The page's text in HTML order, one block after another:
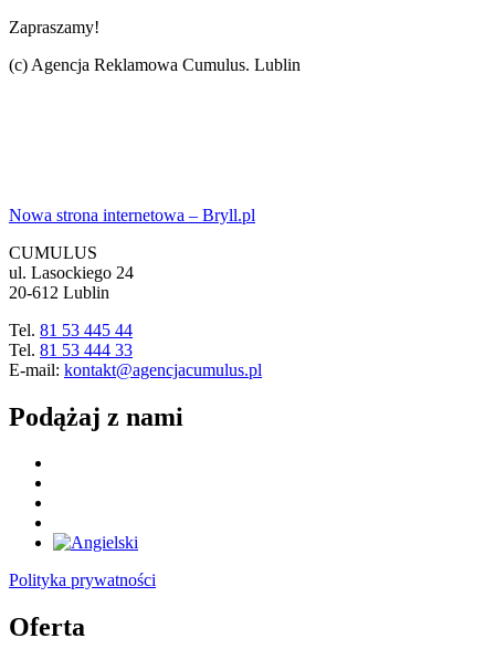
Zapraszamy!
(c) Agencja Reklamowa Cumulus. Lublin
Nowa strona internetowa – Bryll.pl
CUMULUS
ul. Lasockiego 24
20-612 Lublin
Tel. 81 53 445 44
Tel. 81 53 444 33
E-mail: kontakt@agencjacumulus.pl
Podążaj z nami
Polityka prywatności
Oferta